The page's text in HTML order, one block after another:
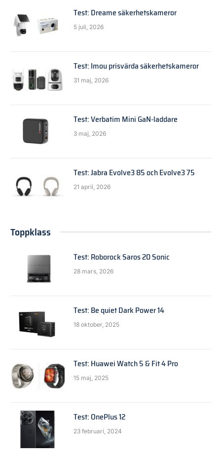
Test: Dreame säkerhetskameror
5 juli, 2026
Test: Imou prisvärda säkerhetskameror
31 maj, 2026
Test: Verbatim Mini GaN-laddare
3 maj, 2026
Test: Jabra Evolve3 85 och Evolve3 75
21 april, 2026
Toppklass
Test: Roborock Saros 20 Sonic
28 mars, 2026
Test: Be quiet Dark Power 14
18 oktober, 2025
Test: Huawei Watch 5 & Fit 4 Pro
15 maj, 2025
Test: OnePlus 12
23 februari, 2024